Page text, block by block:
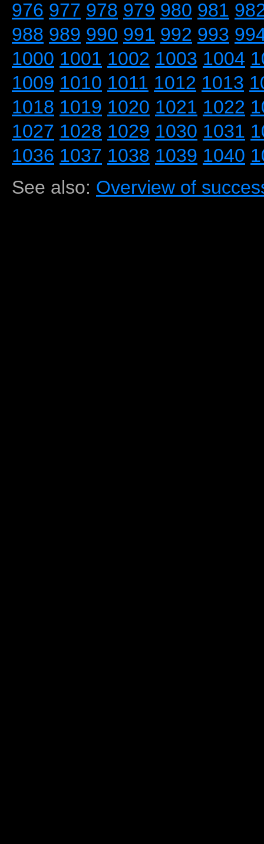
976 977 978 979 980 981
988 989 990 991 992 993
1000 1001 1002 1003 1004
1009 1010 1011 1012 1013
1018 1019 1020 1021 1022
1027 1028 1029 1030 1031
1036 1037 1038 1039 1040
See also: Overview of